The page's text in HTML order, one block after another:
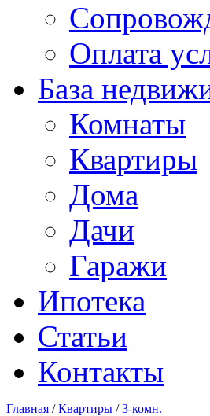
Оплата
База
Комнаты
Квартиры
Дома
Дачи
Гаражи
Ипотека
Статьи
Контакты
Главная /Квартиры /3-комн.